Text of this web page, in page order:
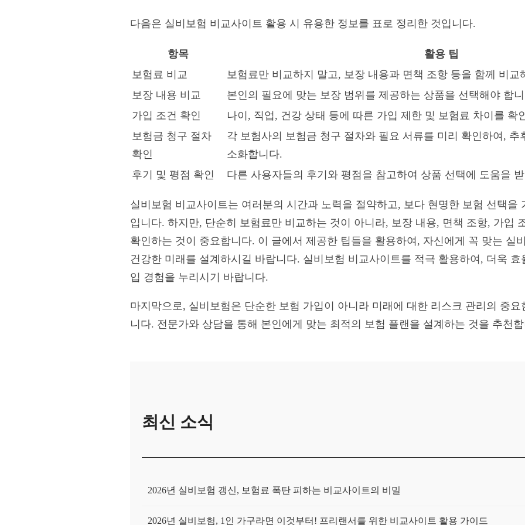
다음은 실비보험 비교사이트 활용 시 유용한 정보를 표로 정리한 것입니다.
항목
활용 팁
보험료 비교
보험료만 비교하지 말고, 보장 내용과 면책 조항 등을 함께 비교
보장 내용 비교
본인의 필요에 맞는 보장 범위를 제공하는 상품을 선택해야 합
가입 조건 확인
나이, 직업, 건강 상태 등에 따른 가입 제한 및 보험료 차이를 확
보험금 청구 절차
확인
각 보험사의 보험금 청구 절차와 필요 서류를 미리 확인하여, 추
소화합니다.
후기 및 평점 확인
다른 사용자들의 후기와 평점을 참고하여 상품 선택에 도움을
실비보험 비교사이트는 여러분의 시간과 노력을 절약하고, 보다 현명한 보험 선택을
입니다. 하지만, 단순히 보험료만 비교하는 것이 아니라, 보장 내용, 면책 조항, 가입
확인하는 것이 중요합니다. 이 글에서 제공한 팁들을 활용하여, 자신에게 꼭 맞는 실
건강한 미래를 설계하시길 바랍니다. 실비보험 비교사이트를 적극 활용하여, 더욱
입 경험을 누리시기 바랍니다.
마지막으로, 실비보험은 단순한 보험 가입이 아니라 미래에 대한 리스크 관리의 중
니다. 전문가와 상담을 통해 본인에게 맞는 최적의 보험 플랜을 설계하는 것을 추천
최신 소식
2026년 실비보험 갱신, 보험료 폭탄 피하는 비교사이트의 비밀
2026년 실비보험, 1인 가구라면 이것부터! 프리랜서를 위한 비교사이트 활용 가이드